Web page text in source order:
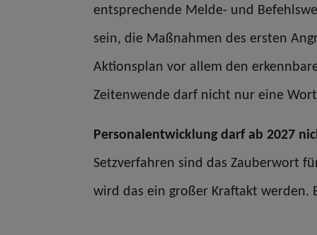
entsprechende Melde- und
sein, die Maßnahmen des ersten
Aktionsplan vor allem den
Zeitenwende darf nicht nur eine
Personalentwicklung darf ab 2027
Setzverfahren sind das Zauberwort
wird das ein großer Kraftakt werden.